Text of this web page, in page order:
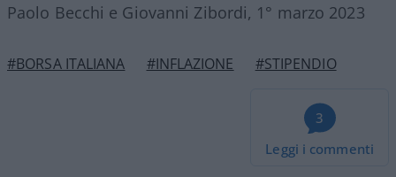
Paolo Becchi e Giovanni Zibordi, 1° marzo 2023
#BORSA ITALIANA #INFLAZIONE #STIPENDIO
3
Leggi i commenti